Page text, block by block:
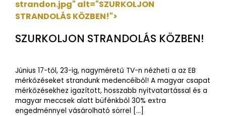
strandon.jpg" alt="SZURKOLJON
STRANDOLÁS KÖZBEN!">
SZURKOLJON STRANDOLÁS KÖZBEN!
Június 17-től, 23-ig, nagyméretű TV-n nézheti a az EB
mérkőzéseket strandunk medencéiből! A magyar csapat
mérkőzésekhez igazított, hosszabb nyitvatartással és a
magyar meccsek alatt büfénkből 30% extra
engedménnyel vásárolható sörrel […]